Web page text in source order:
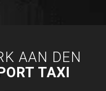
AAN DEN
TAXI